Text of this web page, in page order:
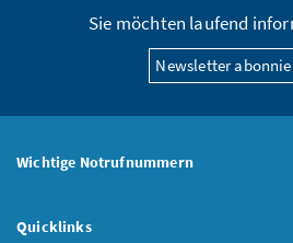
Sie möchten laufend
Newsletter
Wichtige Notrufnummern
Quicklinks